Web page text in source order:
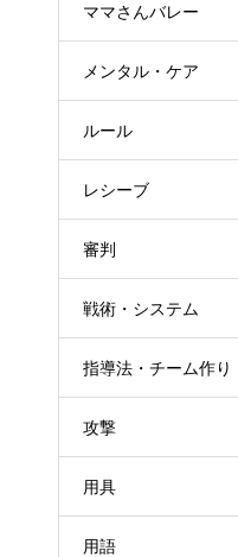
ママさんバレー
メンタル・ケア
ルール
レシーブ
審判
戦術・システム
指導法・チーム作り
攻撃
用具
用語